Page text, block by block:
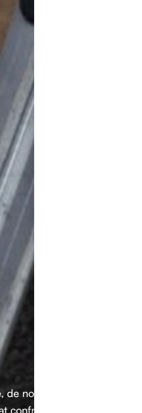
nouveaux effondrements
confronte le modus operandi